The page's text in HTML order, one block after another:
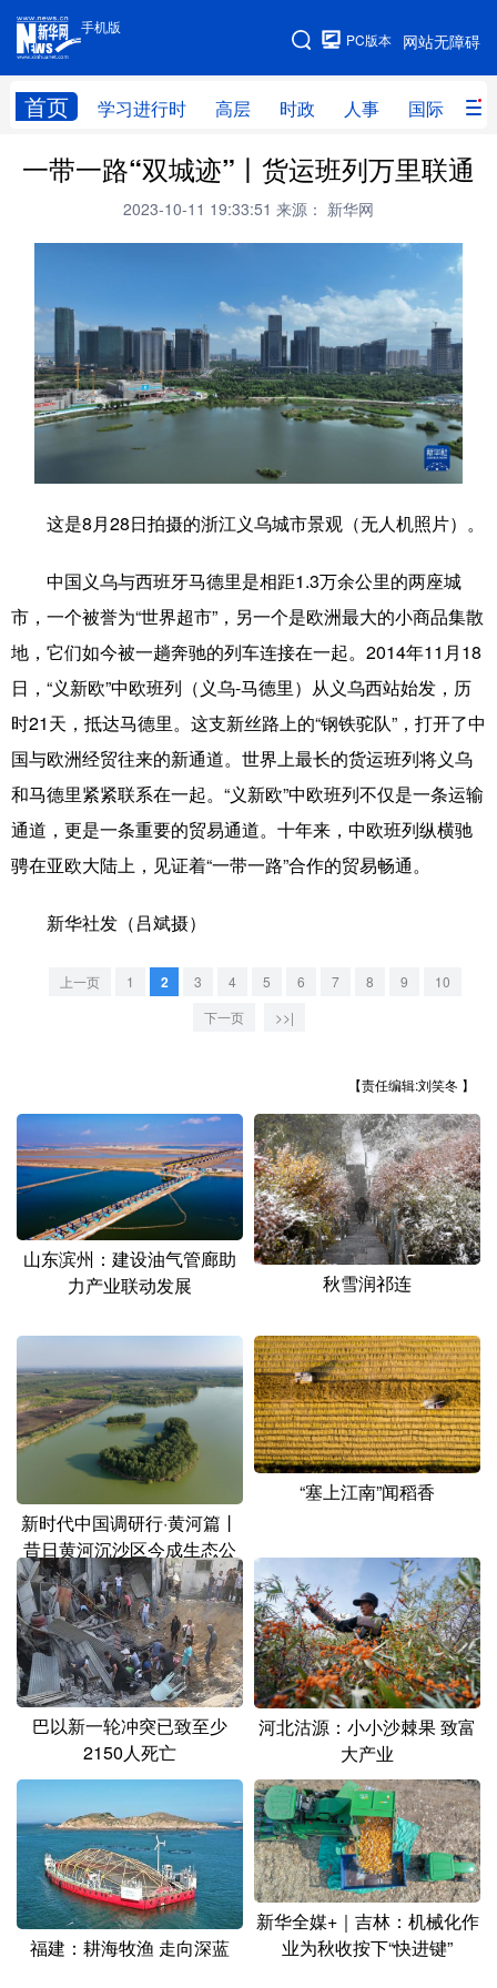
手机版
网站无障碍
PC版本
首页 学习进行时 高层 时政 人事 国际 财
手机版
网站地图
学习进行时 高层 时政 人事
财经 网评
教育
科技 量子 体育
文化 书画 健康 军事
访谈 视频 图片 政务
汽车
学术中国 乡村振兴 银龄 溯源中国
城市 旅游 能源 会展
彩票 娱乐 时尚 悦读
公益 一带一路 亚太网 上市公司
文化产业
地方频道
北京 天津 河北 山西
河南
西藏
陕西 甘肃 青海 宁夏
新疆 内蒙古 黑龙江
多语种频道
Русский язык 日本語 한국어
Deutsch Português
一带一路“双城迹”丨货运班列万里联通
2023-10-11 19:33:51 来源： 新华网
这是8月28日拍摄的浙江义乌城市景观（无人机照片）。
中国义乌与西班牙马德里是相距1.3万余公里的两座城
市，一个被誉为“世界超市”，另一个是欧洲最大的小商品集散
地，它们如今被一趟奔驰的列车连接在一起。2014年11月18
日，“义新欧”中欧班列（义乌-马德里）从义乌西站始发，历
时21天，抵达马德里。这支新丝路上的“钢铁驼队”，打开了中
国与欧洲经贸往来的新通道。世界上最长的货运班列将义乌
和马德里紧紧联系在一起。“义新欧”中欧班列不仅是一条运输
通道，更是一条重要的贸易通道。十年来，中欧班列纵横驰
骋在亚欧大陆上，见证着“一带一路”合作的贸易畅通。
新华社发（吕斌摄）
上一页 1 2 3 4 5 6 7 8 9
10
下一页
>>|
【责任编辑:刘笑冬 】
山东滨州：建设油气管廊助
力产业联动发展
秋雪润祁连
新时代中国调研行·黄河篇丨
昔日黄河沉沙区今成生态公
园
“塞上江南”闻稻香
巴以新一轮冲突已致至少
2150人死亡
河北沽源：小小沙棘果 致富
大产业
福建：耕海牧渔 走向深蓝
新华全媒+｜吉林：机械化作
业为秋收按下“快进键”